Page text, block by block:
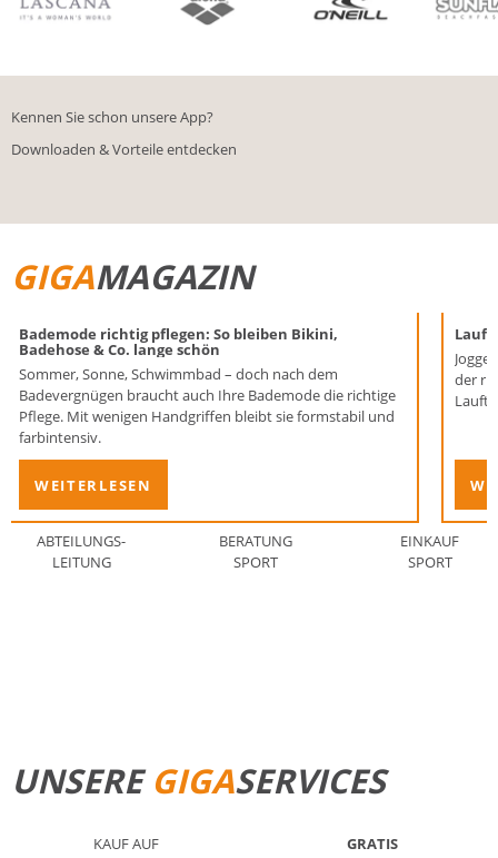
Kennen Sie schon unsere App?
Downloaden & Vorteile entdecken
GIGAMAGAZIN
Bademode richtig pflegen: So bleiben Bikini,
Badehose & Co. lange schön
Sommer, Sonne, Schwimmbad – doch nach dem
Badevergnügen braucht auch Ihre Bademode die richtige
Pflege. Mit wenigen Handgriffen bleibt sie formstabil und
farbintensiv.
WEITERLESEN
der
ABTEILUNGS-
LEITUNG
BERATUNG
SPORT
EINKAUF
SPORT
UNSEREGIGASERVICES
KAUF AUF
GRATIS